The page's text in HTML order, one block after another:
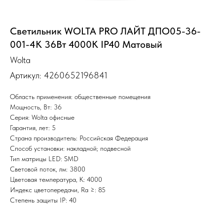
Светильник WOLTA PRO ЛАЙТ ДПО05-36-
001-4К 36Вт 4000К IP40 Матовый
Wolta
Артикул: 4260652196841
Область применения: общественные помещения
Мощность, Вт: 36
Серия: Wolta офисные
Гарантия, лет: 5
Страна производитель: Российская Федерация
Способ установки: накладной; подвесной
Тип матрицы LED: SMD
Световой поток, лм: 3800
Цветовая температура, К: 4000
Индекс цветопередачи, Ra ≥: 85
Степень защиты IP: 40